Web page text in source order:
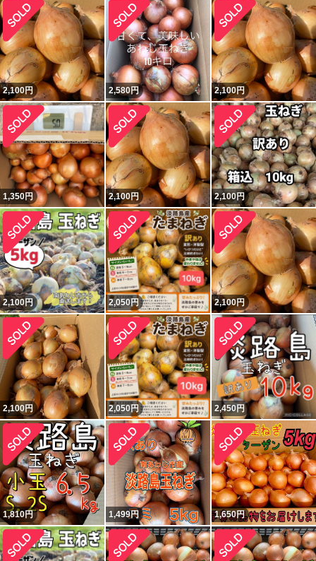
2,100円 2,580円 2,100円
1,350円 2,100円 2,100円
2,100円 2,050円 2,100円
2,100円 2,050円 2,450円
1,810円 1,499円 1,650円